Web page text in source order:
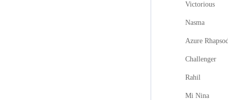
Victorious
Nasma
Azure
Challenger
Rahil
Mi Nina